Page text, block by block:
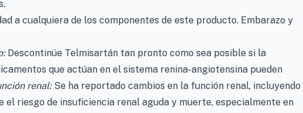
a cualquiera de los componentes de este producto. Embarazo y
Descontinúe Telmisartán tan pronto como sea posible si la
que actúan en el sistema renina-angiotensina pueden
renal:Se ha reportado cambios en la función renal, incluyendo
el riesgo de insuficiencia renal aguda y muerte, especialmente en